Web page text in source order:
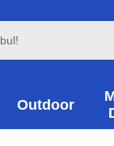
Outdoor